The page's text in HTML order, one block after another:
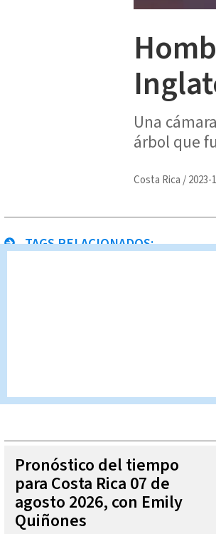
Una
árbol que
Costa Rica /2023-
TAGS RELACIONADOS:
Queda prohibida la reproducción total
autorizada constituye una infracción y
Pronóstico del tiempo
para Costa Rica 07 de
agosto 2026, con Emily
Quiñones